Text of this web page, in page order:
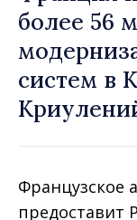
более 56
систем в
Французское
предоставит